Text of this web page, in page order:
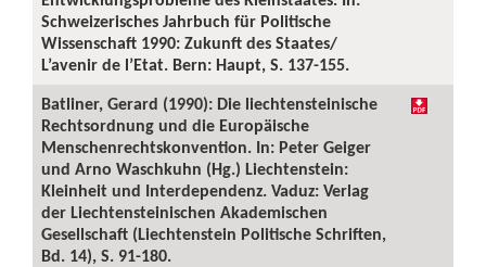
Schweizerisches Jahrbuch für Politische
Wissenschaft 1990: Zukunft des Staates/
L’avenir de l’Etat. Bern: Haupt, S. 137-155.
Batliner, Gerard (1990): Die liechtensteinische
Rechtsordnung und die Europäische
Menschenrechtskonvention. In: Peter Geiger
und Arno Waschkuhn (Hg.) Liechtenstein:
Kleinheit und Interdependenz. Vaduz: Verlag
der Liechtensteinischen Akademischen
Gesellschaft (Liechtenstein Politische Schriften,
Bd. 14), S. 91-180.